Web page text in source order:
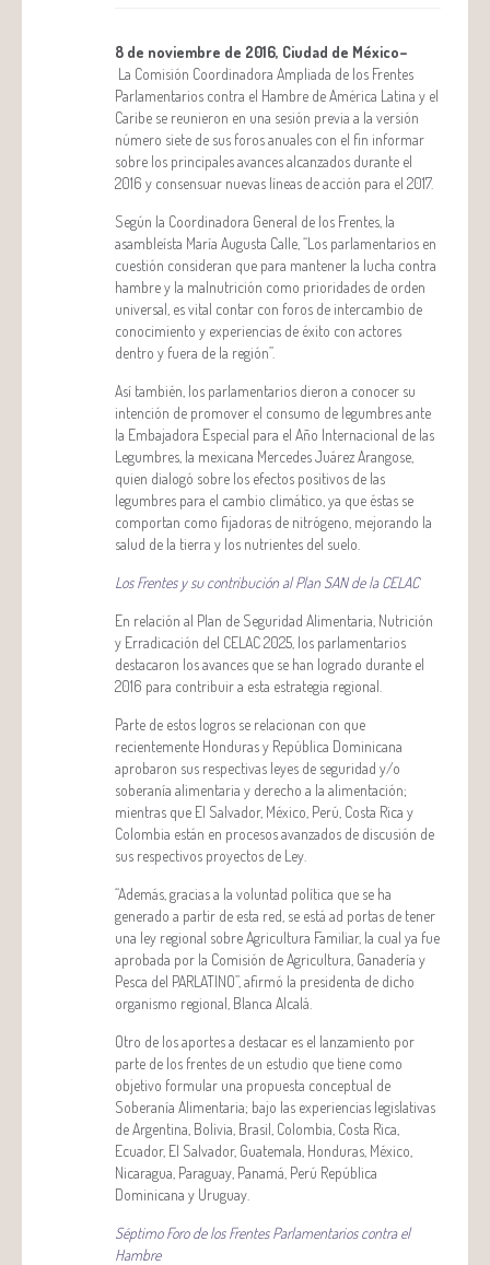
8 de noviembre de 2016, Ciudad de México–
La Comisión Coordinadora Ampliada de los Frentes
Parlamentarios contra el Hambre de América Latina y el
Caribe se reunieron en una sesión previa a la versión
número siete de sus foros anuales con el fin informar
sobre los principales avances alcanzados durante el
2016 y consensuar nuevas líneas de acción para el 2017.
Según la Coordinadora General de los Frentes, la
asambleísta María Augusta Calle, “Los parlamentarios en
cuestión consideran que para mantener la lucha contra
hambre y la malnutrición como prioridades de orden
universal, es vital contar con foros de intercambio de
conocimiento y experiencias de éxito con actores
dentro y fuera de la región”.
Así también, los parlamentarios dieron a conocer su
intención de promover el consumo de legumbres ante
la Embajadora Especial para el Año Internacional de las
Legumbres, la mexicana Mercedes Juárez Arangose,
quien dialogó sobre los efectos positivos de las
legumbres para el cambio climático, ya que éstas se
comportan como fijadoras de nitrógeno, mejorando la
salud de la tierra y los nutrientes del suelo.
Los Frentes y su contribución al Plan SAN de la CELAC
En relación al Plan de Seguridad Alimentaria, Nutrición
y Erradicación del CELAC 2025, los parlamentarios
destacaron los avances que se han logrado durante el
2016 para contribuir a esta estrategia regional.
Parte de estos logros se relacionan con que
recientemente Honduras y República Dominicana
aprobaron sus respectivas leyes de seguridad y/o
soberanía alimentaria y derecho a la alimentación;
mientras que El Salvador, México, Perú, Costa Rica y
Colombia están en procesos avanzados de discusión de
sus respectivos proyectos de Ley.
“Además, gracias a la voluntad política que se ha
generado a partir de esta red, se está ad portas de tener
una ley regional sobre Agricultura Familiar, la cual ya fue
aprobada por la Comisión de Agricultura, Ganadería y
Pesca del PARLATINO”, afirmó la presidenta de dicho
organismo regional, Blanca Alcalá.
Otro de los aportes a destacar es el lanzamiento por
parte de los frentes de un estudio que tiene como
objetivo formular una propuesta conceptual de
Soberanía Alimentaria; bajo las experiencias legislativas
de Argentina, Bolivia, Brasil, Colombia, Costa Rica,
Ecuador, El Salvador, Guatemala, Honduras, México,
Nicaragua, Paraguay, Panamá, Perú República
Dominicana y Uruguay.
Séptimo Foro de los Frentes Parlamentarios contra el
Hambre